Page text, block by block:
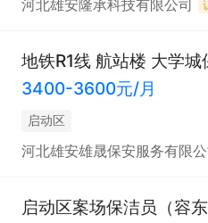
河北雄安隆承科技有限公司
3400-3600元/月
启动区
河北雄安雄晟保安服务有限公
启动区案场保洁员（容